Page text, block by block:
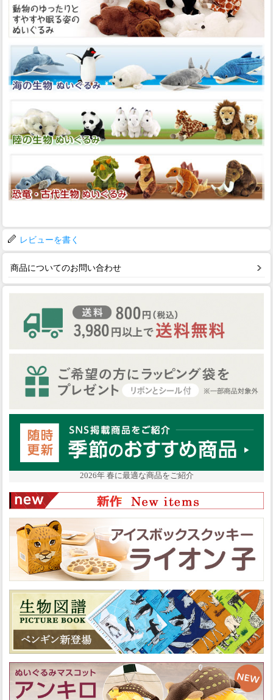
レビューを書く
商品についてのお問い合わせ